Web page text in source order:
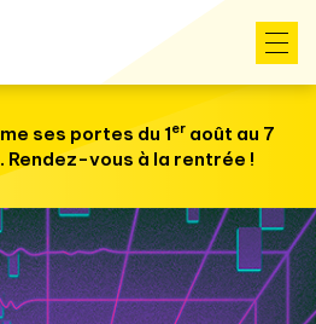
ses portes du 1er août au 7
vous à la rentrée !